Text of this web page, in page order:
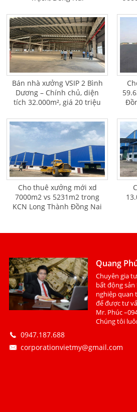
Bán nhà xưởng VSIP 2 Bình
Dương – Chính chủ, diện
tích 32.000m², giá 20 triệu
Cho thuê xưởng mới xd
7000m2 vs 5231m2 trong
KCN Long Thành Đồng Nai
Quang
Chuyên gia
bất động sản
nghiệp quan
để được tư
Mr. Phúc
Chúng tôi
0947.187.688
corporationvietmy@gmail.com